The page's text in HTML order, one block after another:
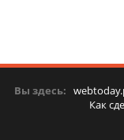
Вы здесь:
Как